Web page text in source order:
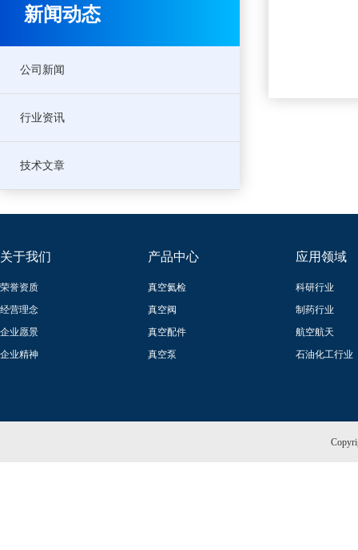
新闻动态
公司新闻
行业资讯
技术文章
关于我们
荣誉资质
经营理念
企业愿景
企业精神
产品中心
真空氦检
真空阀
真空配件
真空泵
应用领域
科研行业
制药行业
航空航天
石油化工行业